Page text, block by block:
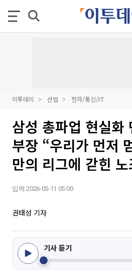
이투데이 산업 전자/통신/IT
삼성 총파업 현실
부장 “우리가 먼저
만의 리그에 갇힌
입력 2026-05-11 05:00
권태성 기자
기사 듣기